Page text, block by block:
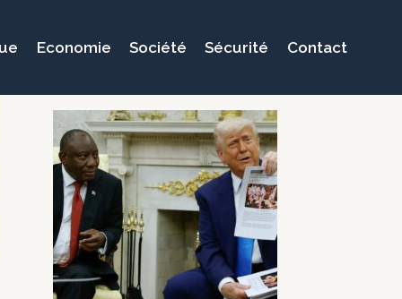
Economie Société Sécurité Contact